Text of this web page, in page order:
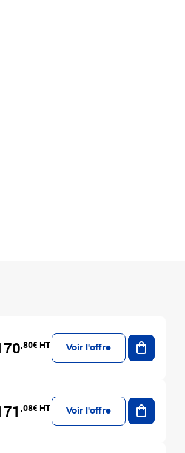
,80€ HT Voir l'offre
Ajouter
,08€ HT Voir l'offre
Ajouter